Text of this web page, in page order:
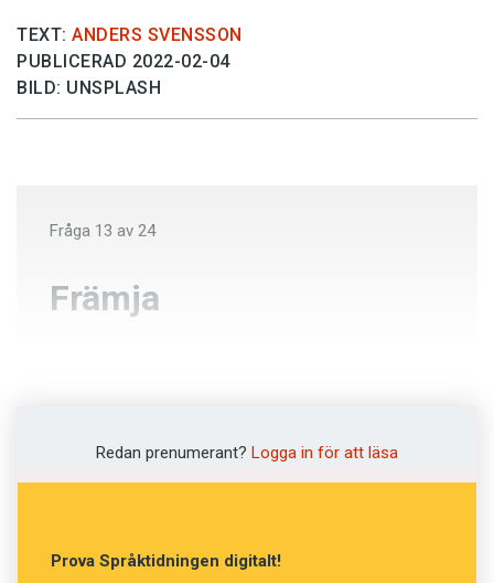
TEXT: ANDERS SVENSSON
PUBLICERAD 2022-02-04
BILD: UNSPLASH
Fråga 13 av 24
Främja
Testamentera
Redan prenumerant? Logga in för att läsa
Prova Språktidningen digitalt!